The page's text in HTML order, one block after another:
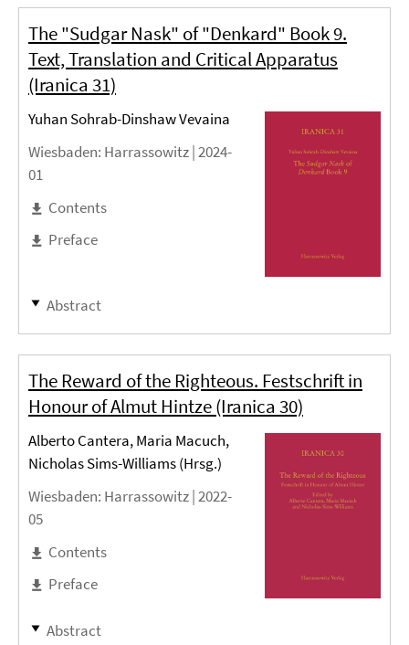
The "Sudgar Nask" of "Denkard" Book 9.
Text, Translation and Critical Apparatus
(Iranica 31)
Yuhan Sohrab-Dinshaw Vevaina
Wiesbaden: Harrassowitz |2024-
01
Contents
Preface
Abstract
The Reward of the Righteous. Festschrift in
Honour of Almut Hintze (Iranica 30)
Alberto Cantera, Maria Macuch,
Nicholas Sims-Williams (Hrsg.)
Wiesbaden: Harrassowitz |2022-
05
Contents
Preface
Abstract